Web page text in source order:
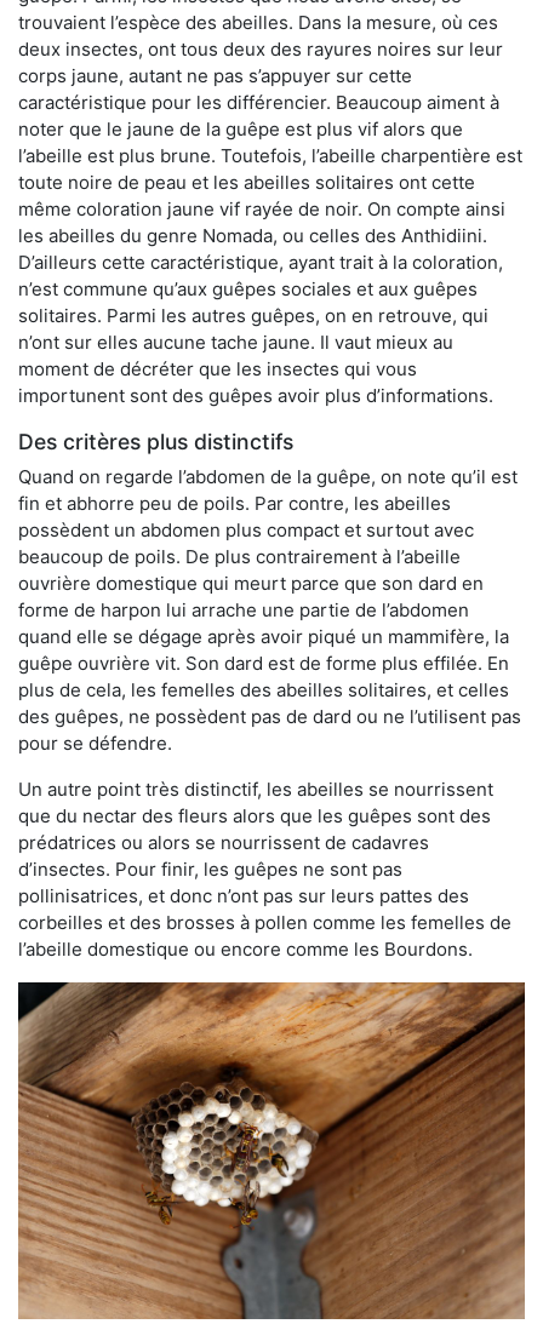
trouvaient l’espèce des abeilles. Dans la mesure, où ces
deux insectes, ont tous deux des rayures noires sur leur
corps jaune, autant ne pas s’appuyer sur cette
caractéristique pour les différencier. Beaucoup aiment à
noter que le jaune de la guêpe est plus vif alors que
l’abeille est plus brune. Toutefois, l’abeille charpentière est
toute noire de peau et les abeilles solitaires ont cette
même coloration jaune vif rayée de noir. On compte ainsi
les abeilles du genre Nomada, ou celles des Anthidiini.
D’ailleurs cette caractéristique, ayant trait à la coloration,
n’est commune qu’aux guêpes sociales et aux guêpes
solitaires. Parmi les autres guêpes, on en retrouve, qui
n’ont sur elles aucune tache jaune. Il vaut mieux au
moment de décréter que les insectes qui vous
importunent sont des guêpes avoir plus d’informations.
Des critères plus distinctifs
Quand on regarde l’abdomen de la guêpe, on note qu’il est
fin et abhorre peu de poils. Par contre, les abeilles
possèdent un abdomen plus compact et surtout avec
beaucoup de poils. De plus contrairement à l’abeille
ouvrière domestique qui meurt parce que son dard en
forme de harpon lui arrache une partie de l’abdomen
quand elle se dégage après avoir piqué un mammifère, la
guêpe ouvrière vit. Son dard est de forme plus effilée. En
plus de cela, les femelles des abeilles solitaires, et celles
des guêpes, ne possèdent pas de dard ou ne l’utilisent pas
pour se défendre.
Un autre point très distinctif, les abeilles se nourrissent
que du nectar des fleurs alors que les guêpes sont des
prédatrices ou alors se nourrissent de cadavres
d’insectes. Pour finir, les guêpes ne sont pas
pollinisatrices, et donc n’ont pas sur leurs pattes des
corbeilles et des brosses à pollen comme les femelles de
l’abeille domestique ou encore comme les Bourdons.